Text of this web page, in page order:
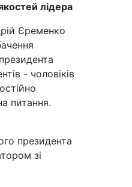
лідера
Єременко
- чоловіків
питання.
президента
зі